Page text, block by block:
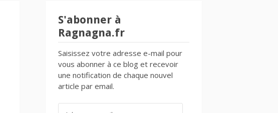
S'abonner à
Ragnagna.fr
Saisissez votre adresse e-mail pour
vous abonner à ce blog et recevoir
une notification de chaque nouvel
article par email.